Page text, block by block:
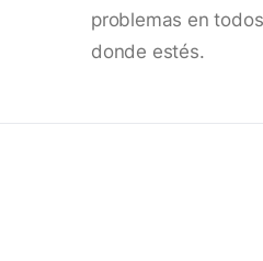
problemas en
donde estés.